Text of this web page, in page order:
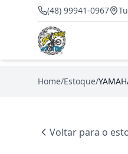
(48) 99941-0967
Home/Estoque/
Voltar para o